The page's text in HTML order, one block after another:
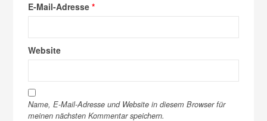
E-Mail-Adresse*
Website
Name, E-Mail-Adresse und Website in diesem Browser für
meinen nächsten Kommentar speichern.